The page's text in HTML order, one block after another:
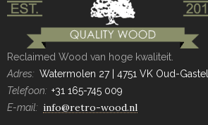
Reclaimed Wood van hoge kwaliteit.
Adres: Watermolen 27 | 4751 VK Oud-Gastel
Telefoon: +31 165-745 009
E-mail: info@retro-wood.nl